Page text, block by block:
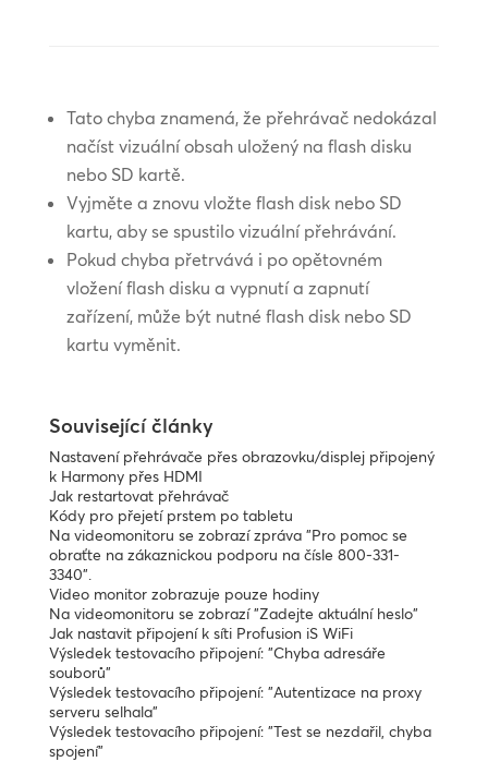
Tato chyba znamená, že přehrávač nedokázal
načíst vizuální obsah uložený na flash disku
nebo SD kartě.
Vyjměte a znovu vložte flash disk nebo SD
kartu, aby se spustilo vizuální přehrávání.
Pokud chyba přetrvává i po opětovném
vložení flash disku a vypnutí a zapnutí
zařízení, může být nutné flash disk nebo SD
kartu vyměnit.
Související články
Nastavení přehrávače přes obrazovku/displej připojený
k Harmony přes HDMI
Jak restartovat přehrávač
Kódy pro přejetí prstem po tabletu
Na videomonitoru se zobrazí zpráva "Pro pomoc se
obraťte na zákaznickou podporu na čísle 800-331-
3340".
Video monitor zobrazuje pouze hodiny
Na videomonitoru se zobrazí "Zadejte aktuální heslo"
Jak nastavit připojení k síti Profusion iS WiFi
Výsledek testovacího připojení: "Chyba adresáře
souborů"
Výsledek testovacího připojení: "Autentizace na proxy
serveru selhala"
Výsledek testovacího připojení: "Test se nezdařil, chyba
spojení"